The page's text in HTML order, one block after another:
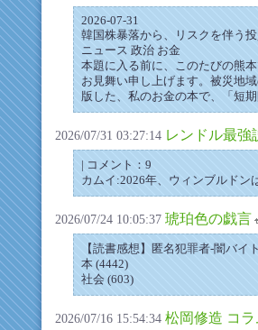
2026-07-31
韓国株暴落から、リスクを伴う
ニュース 政治 お金
本題に入る前に、このたびの熊
お見舞い申し上げます。被災地
版した、私のお金の本で、「短
2026/07/31 03:27:14 レンドル最強
| コメント：9
カムイ:2026年、ウィンブルドン
2026/07/24 10:05:37 琥珀色の戯言
【読書感想】匿名犯罪者-闇バ
本 (4442)
社会 (603)
2026/07/16 15:54:34 松岡修造 コラ